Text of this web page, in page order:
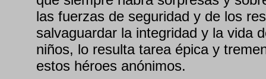
las fuerzas de seguridad y de los
salvaguardar la integridad y la vida
niños, lo resulta tarea épica y
estos héroes anónimos.